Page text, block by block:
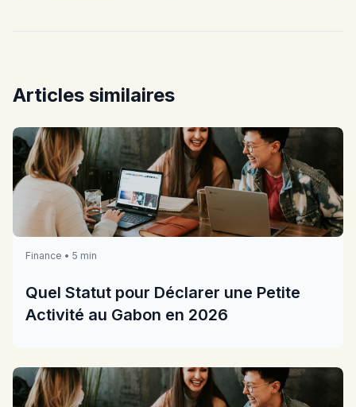
Articles similaires
Finance • 5 min
Quel Statut pour Déclarer une Petite
Activité au Gabon en 2026